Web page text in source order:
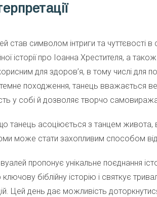
став символом інтриги та чуттєвості в
історії про Іоанна Хрестителя, а
для здоров’я, в тому числі для
походження, танець вважається
у собі й дозволяє творчо
асоціюється з танцем живота,
може стати захопливим способом
пропонує унікальне поєднання
біблійну історію і святкує
Цей день дає можливість